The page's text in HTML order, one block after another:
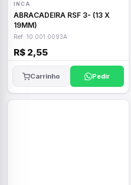
INCA
ABRACADEIRA RSF 3- (13 X
19MM)
Ref: 10.001.0093A
R$ 2,55
Carrinho Pedir